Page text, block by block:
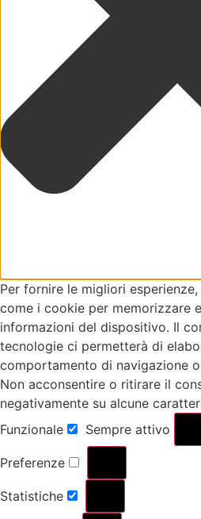
Per fornire le migliori
come i cookie per memorizzare
informazioni del dispositivo. Il
tecnologie ci permetterà di
comportamento di navigazione
Non acconsentire o ritirare il
negativamente su alcune
Funzionale
Sempre attivo
Preferenze
Statistiche